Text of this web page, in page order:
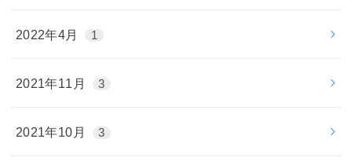
2022年4月 1
2021年11月 3
2021年10月 3